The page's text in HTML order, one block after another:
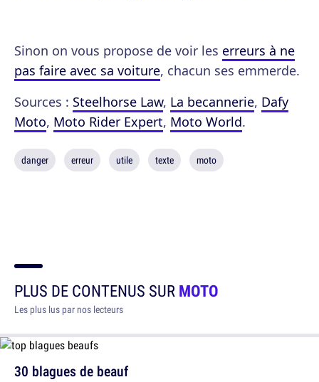
Sinon on vous propose de voir les erreurs à ne
pas faire avec sa voiture, chacun ses emmerde.
Sources : Steelhorse Law, La becannerie, Dafy
Moto, Moto Rider Expert, Moto World.
danger erreur utile texte moto
PLUS DE CONTENUS SURMOTO
Les plus lus par nos lecteurs
30 blagues de beauf